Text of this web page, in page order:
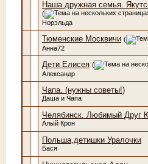
Наша дружная семья.
(
Норэльда
Тюменские Москвичи (
Анна72
Дети Елисея (
Александр
Чапа. (нужны советы!)
Даша и Чапа
Челябинск. Любимый Друг
Алый Крон
Польша,детишки Уралочки
Бася